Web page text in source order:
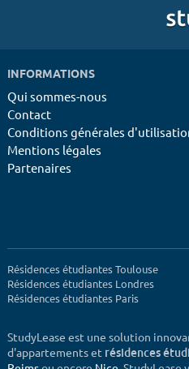
INFORMATIONS
Qui sommes-nous
Contact
Conditions générales
Mentions légales
Partenaires
Résidences étudiantes Toulouse
Résidences étudiantes Londres
Résidences étudiantes Paris
StudyLease est une solution
d'appartements et résidences